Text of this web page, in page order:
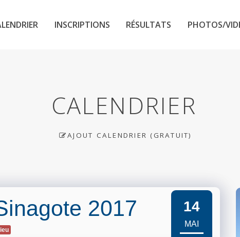
INSCRIPTIONS RÉSULTATS PHOTOS/
CALENDRIER
AJOUT CALENDRIER (GRATUIT)
2017 14
MAI